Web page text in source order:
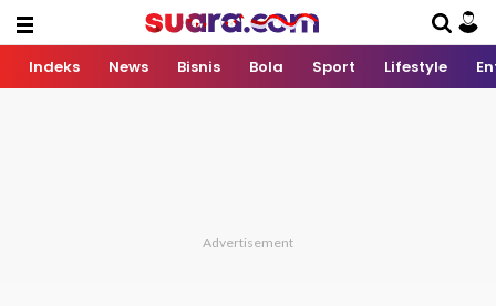
Indeks News Bisnis Bola Sport Lifestyle